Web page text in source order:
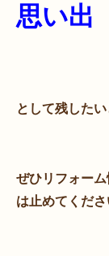
思い出
として残したい
ぜひリフォー
は止めてくださ